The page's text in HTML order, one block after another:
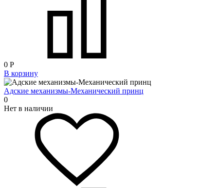
0 Р
В корзину
Адские механизмы-Механический принц
0
Нет в наличии